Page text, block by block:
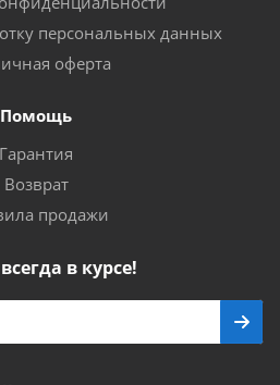
персональных данных
оферта
Помощь
Гарантия
Возврат
продажи
в курсе!